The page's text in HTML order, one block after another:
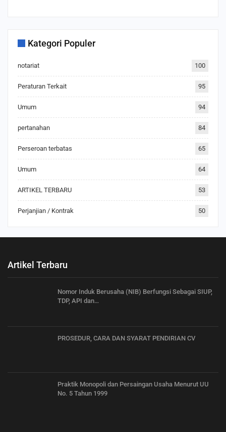
Kategori Populer
notariat 100
Peraturan Terkait 95
Umum 94
pertanahan 84
Perseroan terbatas 65
Umum 64
ARTIKEL TERBARU 53
Perjanjian / Kontrak 50
Artikel Terbaru
Nomor Induk Berusaha (NIB) Berfungsi Sebagai SIUP,
TDP, API dan…
PROSEDUR, CARA DAN SYARAT PENDIRIAN CV
Praktik Monopoli dan Persaingan Usaha Menurut UU
No. 5 Tahun 1999